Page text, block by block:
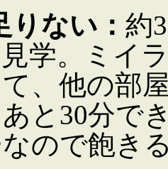
りない：約
学。ミイ
、他の部
と30分で
ので飽き